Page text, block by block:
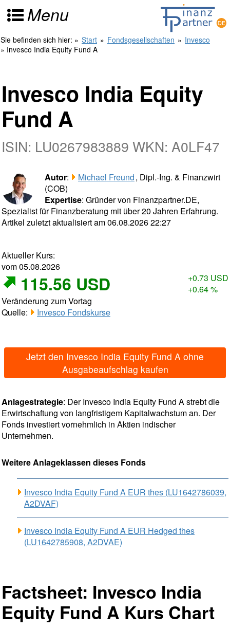
Menu
Sie befinden sich hier: » Start » Fondsgesellschaften » Invesco
» Invesco India Equity Fund A
Invesco India Equity
Fund A
ISIN: LU0267983889 WKN: A0LF47
Autor: Michael Freund, Dipl.-Ing. & Finanzwirt
(COB)
Expertise: Gründer von Finanzpartner.DE,
Spezialist für Finanzberatung mit über 20 Jahren Erfahrung.
Artikel zuletzt aktualisiert am 06.08.2026 22:27
Aktueller Kurs:
vom 05.08.2026
115.56 USD
+0.73 USD
+0.64 %
Veränderung zum Vortag
Quelle:
Invesco Fondskurse
Jetzt den Invesco India Equity Fund A ohne
Ausgabeaufschlag kaufen
Anlagestrategie: Der Invesco India Equity Fund A strebt die
Erwirtschaftung von langfristigem Kapitalwachstum an. Der
Fonds investiert vornehmlich in Aktien indischer
Unternehmen.
Weitere Anlageklassen dieses Fonds
Invesco India Equity Fund A EUR thes (LU1642786039,
A2DVAF)
Invesco India Equity Fund A EUR Hedged thes
(LU1642785908, A2DVAE)
Factsheet: Invesco India
Equity Fund A Kurs Chart